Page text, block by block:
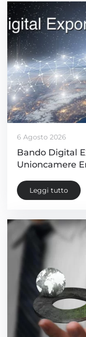
6 Agosto 2026
Bando Digital
Unioncamere
Leggi tutto